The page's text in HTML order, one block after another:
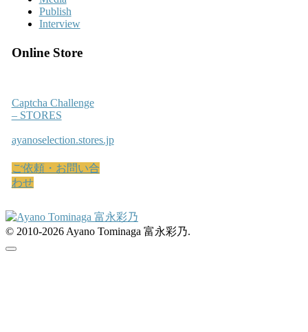
Publish
Interview
Online Store
Captcha Challenge
– STORES
ayanoselection.stores.jp
ご依頼・お問い合
わせ
© 2010-2026 Ayano Tominaga 富永彩乃.